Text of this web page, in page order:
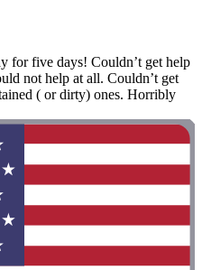
for five days! Couldn’t get help
not help at all. Couldn’t get
( or dirty) ones. Horribly